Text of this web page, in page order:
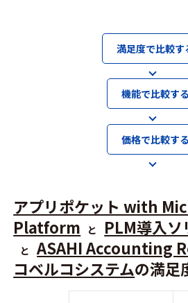
満足度で比較す
機能で比較する
価格で比較する
アプリポケット with
Platform
と PLM導入ソ
と ASAHI Accounting
コベルコシステムの満足